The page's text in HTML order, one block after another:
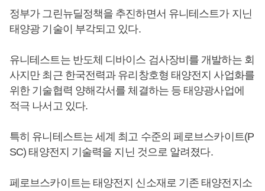
정부가 그린뉴딜정책을 추진하면서 유니테스트가 지닌
태양광 기술이 부각되고 있다.
유니테스트는 반도체 디바이스 검사장비를 개발하는 회
사지만 최근 한국전력과 유리창호형 태양전지 사업화를
위한 기술협력 양해각서를 체결하는 등 태양광사업에
적극 나서고 있다.
특히 유니테스트는 세계 최고 수준의 페로브스카이트(P
SC) 태양전지 기술력을 지닌 것으로 알려졌다.
페로브스카이트는 태양전지 신소재로 기존 태양전지소